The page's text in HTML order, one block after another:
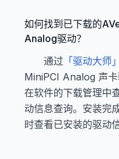
如何找到已下载的
Analog驱动？
通过 「驱动大师」
MiniPCI Analog 声
在软件的下载管理中
动信息查询。安装完
时查看已安装的驱动